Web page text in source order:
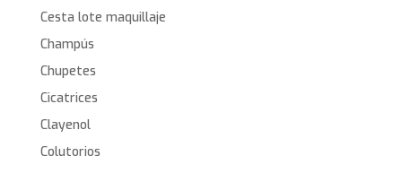
Cesta lote maquillaje
Champús
Chupetes
Cicatrices
Clayenol
Colutorios